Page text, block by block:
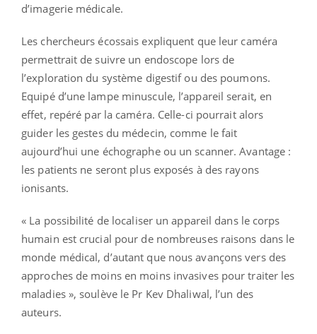
d’imagerie médicale.
Les chercheurs écossais expliquent que leur caméra
permettrait de suivre un endoscope lors de
l’exploration du système digestif ou des poumons.
Equipé d’une lampe minuscule, l’appareil serait, en
effet, repéré par la caméra. Celle-ci pourrait alors
guider les gestes du médecin, comme le fait
aujourd’hui une échographe ou un scanner. Avantage :
les patients ne seront plus exposés à des rayons
ionisants.
« La possibilité de localiser un appareil dans le corps
humain est crucial pour de nombreuses raisons dans le
monde médical, d’autant que nous avançons vers des
approches de moins en moins invasives pour traiter les
maladies », soulève le Pr Kev Dhaliwal, l’un des
auteurs.